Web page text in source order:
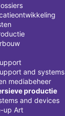
and systems
mediabeheer
productie
and devices
up Art